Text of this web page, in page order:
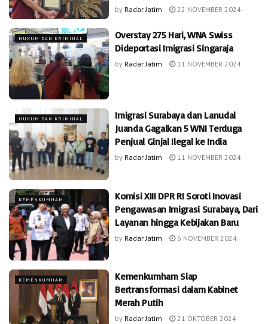
by Radar Jatim 22 NOVEMBER 2024
HUKUM DAN KRIMINAL
Overstay 275 Hari, WNA Swiss
Dideportasi Imigrasi Singaraja
by Radar Jatim 11 NOVEMBER 2024
HUKUM DAN KRIMINAL
Imigrasi Surabaya dan Lanudal
Juanda Gagalkan 5 WNI Terduga
Penjual Ginjal Ilegal ke India
by Radar Jatim 11 NOVEMBER 2024
KEMENKUMHAM
Komisi XIII DPR RI Soroti Inovasi
Pengawasan Imigrasi Surabaya, Dari
Layanan hingga Kebijakan Baru
by Radar Jatim 6 NOVEMBER 2024
KEMENKUMHAM
Kemenkumham Siap
Bertransformasi dalam Kabinet
Merah Putih
by Radar Jatim 21 OKTOBER 2024